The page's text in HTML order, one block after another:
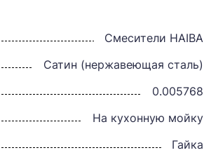
Смесители HAIBA
Сатин (нержавеющая сталь)
0.005768
На кухонную мойку
Гайка